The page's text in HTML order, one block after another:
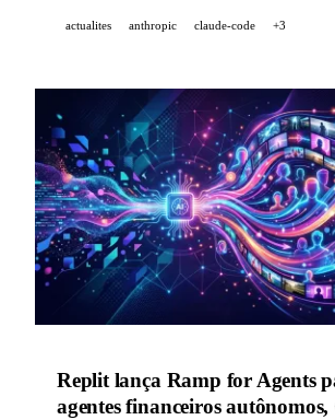
disponibilidade geral, HeyGen lança
actualites anthropic claude-code +3
Replit lança Ramp for Agents
agentes financeiros